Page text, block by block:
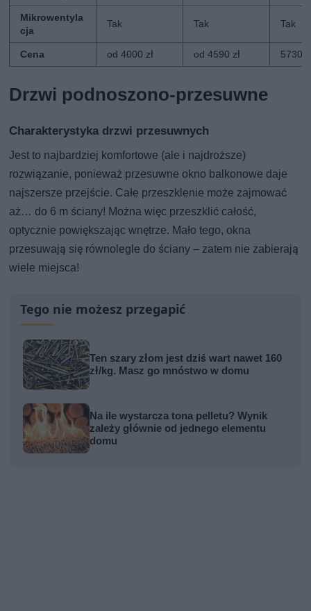
Mikrowentyla
cja
Tak Tak Tak
Cena od 4000 zł od 4590 zł 5730
Drzwi podnoszono-przesuwne
Charakterystyka drzwi przesuwnych
Jest to najbardziej komfortowe (ale i najdroższe)
rozwiązanie, ponieważ przesuwne okno balkonowe daje
najszersze przejście. Całe przeszklenie może zajmować
aż… do 6 m ściany! Można więc przeszklić całość,
optycznie powiększając wnętrze. Mało tego, okna
przesuwają się równolegle do ściany – zatem nie zabierają
wiele miejsca!
Tego nie możesz przegapić
Ten szary złom jest dziś wart nawet 160
zł/kg. Masz go mnóstwo w domu
Na ile wystarcza tona pelletu? Wynik
zależy głównie od jednego elementu
domu